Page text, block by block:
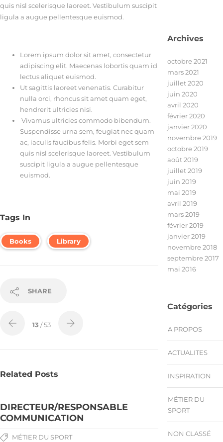
quis nisl scelerisque laoreet. Vestibulum suscipit
ligula a augue pellentesque euismod.
Lorem ipsum dolor sit amet, consectetur
adipiscing elit. Maecenas lobortis quam id
lectus aliquet euismod.
Ut sagittis laoreet venenatis. Curabitur
nulla orci, rhoncus sit amet quam eget,
hendrerit ultricies nisi.
Vivamus ultricies commodo bibendum.
Suspendisse urna sem, feugiat nec quam
ac, iaculis faucibus felis. Morbi eget sem
quis nisl scelerisque laoreet. Vestibulum
suscipit ligula a augue pellentesque
euismod.
Tags In
Books Library
SHARE
13 / 53
Related Posts
DIRECTEUR/RESPONSABLE
COMMUNICATION
MÉTIER DU SPORT
Archives
octobre 2021
mars 2021
juillet 2020
juin 2020
avril 2020
février 2020
janvier 2020
novembre 2019
octobre 2019
août 2019
juillet 2019
juin 2019
mai 2019
avril 2019
mars 2019
février 2019
janvier 2019
novembre 2018
septembre 2017
mai 2016
Catégories
A PROPOS
ACTUALITES
INSPIRATION
MÉTIER DU
SPORT
NON CLASSÉ